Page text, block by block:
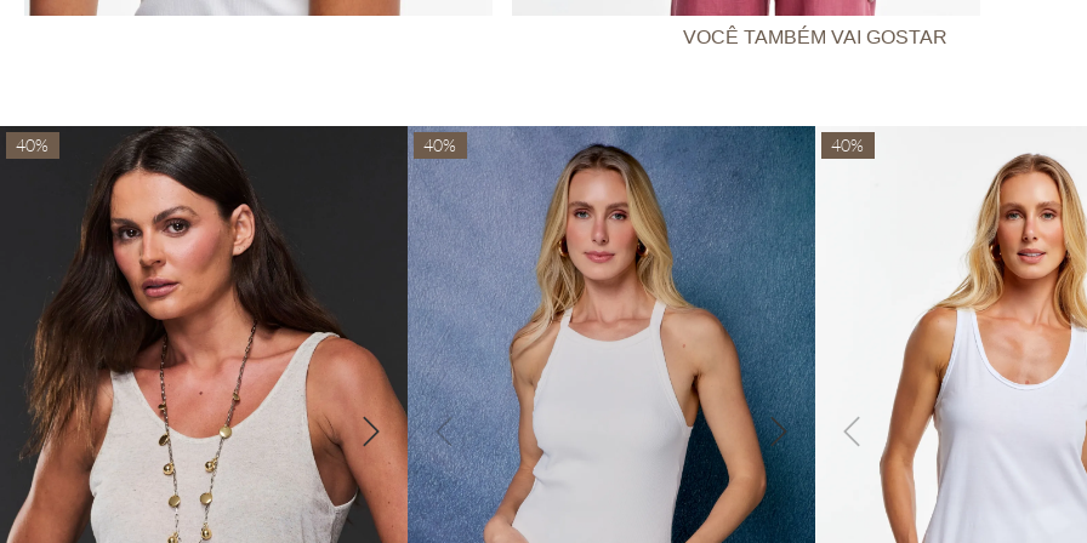
VOCÊ TAMBÉM VAI GOSTAR
40% 40% 40%